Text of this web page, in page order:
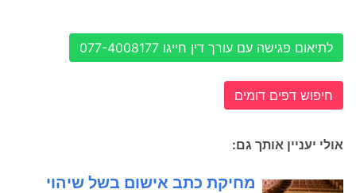
לתיאום פגישה עם עורך דין חייגו 077-4008177
חיפוש דפים דומים
אולי יעניין אותך גם:
מחיקת כתב אישום בשל שיהוי